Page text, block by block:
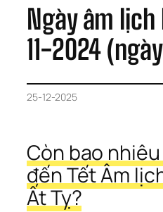
Ngày âm
11-2024
25-12-2025
Còn bao
đến Tết Âm
Ất Tỵ?